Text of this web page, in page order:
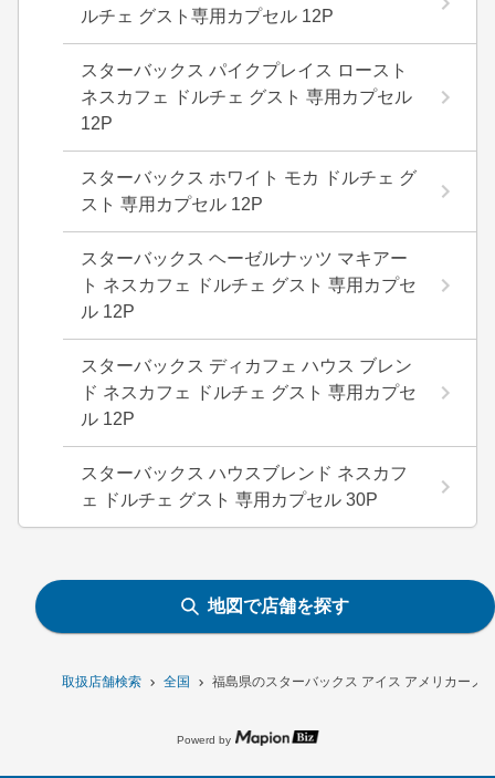
取扱店舗検索 全国 福島県のスターバックス アイス アメリカーノ
ルチェ グスト専用カプセル 12P
スターバックス パイクプレイス ロースト
ネスカフェ ドルチェ グスト 専用カプセル
12P
スターバックス ホワイト モカ ドルチェ グ
スト 専用カプセル 12P
スターバックス ヘーゼルナッツ マキアー
ト ネスカフェ ドルチェ グスト 専用カプセ
ル 12P
スターバックス ディカフェ ハウス ブレン
ド ネスカフェ ドルチェ グスト 専用カプセ
ル 12P
スターバックス ハウスブレンド ネスカフ
ェ ドルチェ グスト 専用カプセル 30P
地図で店舗を探す
Powerd by